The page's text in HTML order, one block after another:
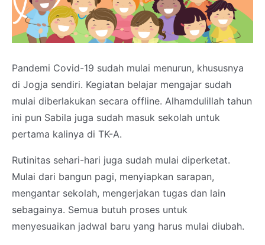
Pandemi Covid-19 sudah mulai menurun, khususnya
di Jogja sendiri. Kegiatan belajar mengajar sudah
mulai diberlakukan secara offline. Alhamdulillah tahun
ini pun Sabila juga sudah masuk sekolah untuk
pertama kalinya di TK-A.
Rutinitas sehari-hari juga sudah mulai diperketat.
Mulai dari bangun pagi, menyiapkan sarapan,
mengantar sekolah, mengerjakan tugas dan lain
sebagainya. Semua butuh proses untuk
menyesuaikan jadwal baru yang harus mulai diubah.